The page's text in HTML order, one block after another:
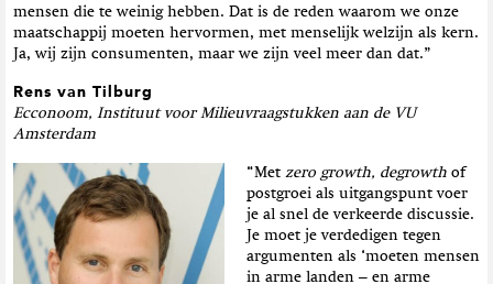
mensen die te weinig hebben. Dat is de reden waarom we onze
maatschappij moeten hervormen, met menselijk welzijn als kern.
Ja, wij zijn consumenten, maar we zijn veel meer dan dat.”
Rens van Tilburg
Ecconoom, Instituut voor Milieuvraagstukken aan de VU
Amsterdam
“Met zero growth, degrowth of
postgroei als uitgangspunt voer
je al snel de verkeerde discussie.
Je moet je verdedigen tegen
argumenten als ‘moeten mensen
in arme landen – en arme